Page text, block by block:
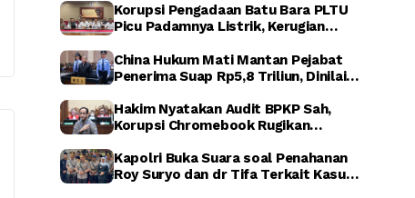
ASABRI, dan Krakatau Steel
Korupsi Pengadaan Batu Bara PLTU
Picu Padamnya Listrik, Kerugian
China Hukum Mati Mantan Pejabat
Penerima Suap Rp5,8 Triliun, Dinilai
Hakim Nyatakan Audit BPKP Sah,
Korupsi Chromebook Rugikan
Kapolri Buka Suara soal Penahanan
Roy Suryo dan dr Tifa Terkait Kasus